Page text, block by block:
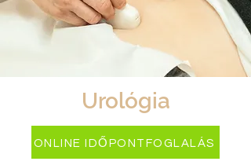
Urológia
ONLINE IDŐPONTFOGLALÁS